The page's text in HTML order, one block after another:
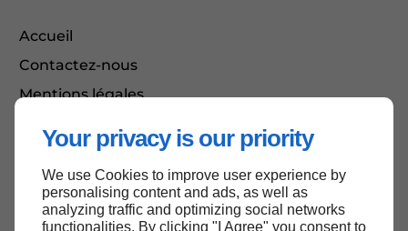
Your privacy is our priority
We use Cookies to improve user experience by
personalising content and ads, as well as
analyzing traffic and optimizing social networks
functionalities. By clicking "I Agree" you consent to
Accueil
Contactez-nous
Mentions légales
Haut de page